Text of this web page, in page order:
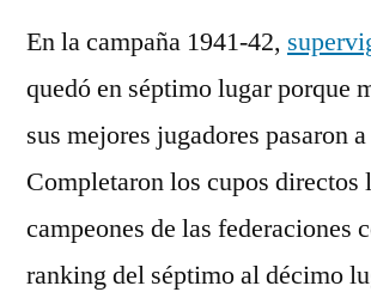
En la campaña 1941-42,
quedó en séptimo lugar porque
sus mejores jugadores pasaron
Completaron los cupos directos
campeones de las federaciones
ranking del séptimo al décimo